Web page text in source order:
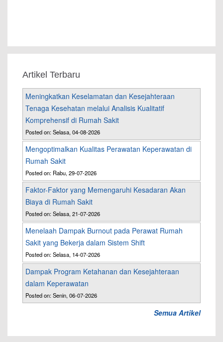
Artikel Terbaru
Meningkatkan Keselamatan dan Kesejahteraan
Tenaga Kesehatan melalui Analisis Kualitatif
Komprehensif di Rumah Sakit
Posted on: Selasa, 04-08-2026
Mengoptimalkan Kualitas Perawatan Keperawatan di
Rumah Sakit
Posted on: Rabu, 29-07-2026
Faktor-Faktor yang Memengaruhi Kesadaran Akan
Biaya di Rumah Sakit
Posted on: Selasa, 21-07-2026
Menelaah Dampak Burnout pada Perawat Rumah
Sakit yang Bekerja dalam Sistem Shift
Posted on: Selasa, 14-07-2026
Dampak Program Ketahanan dan Kesejahteraan
dalam Keperawatan
Posted on: Senin, 06-07-2026
Semua Artikel